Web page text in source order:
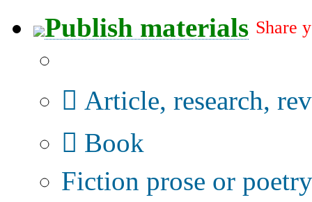
Publish materials Share
Article, research,
Book
Fiction prose or poetry